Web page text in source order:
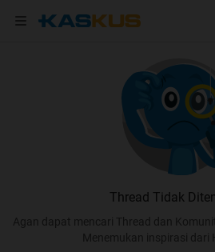
Thread Tidak
Agan dapat mencari Thread dan
Menemukan inspirasi dari